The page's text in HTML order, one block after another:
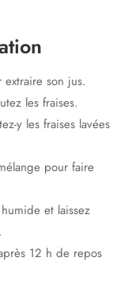
son jus.
les fraises.
y les fraises lavées
pour faire
et laissez
12 h de repos